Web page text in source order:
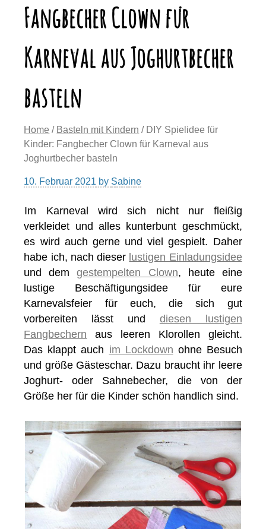
Fangbecher Clown für
Karneval aus Joghurtbecher
basteln
Home / Basteln mit Kindern / DIY Spielidee für
Kinder: Fangbecher Clown für Karneval aus
Joghurtbecher basteln
10. Februar 2021 by Sabine
Im Karneval wird sich nicht nur fleißig
verkleidet und alles kunterbunt geschmückt,
es wird auch gerne und viel gespielt. Daher
habe ich, nach dieser lustigen Einladungsidee
und demgestempelten Clown, heute eine
lustige Beschäftigungsidee für eure
Karnevalsfeier für euch, die sich gut
vorbereiten lässt und diesen lustigen
Fangbechern aus leeren Klorollen gleicht.
Das klappt auch im Lockdown ohne Besuch
und größe Gästeschar. Dazu braucht ihr leere
Joghurt- oder Sahnebecher, die von der
Größe her für die Kinder schön handlich sind.